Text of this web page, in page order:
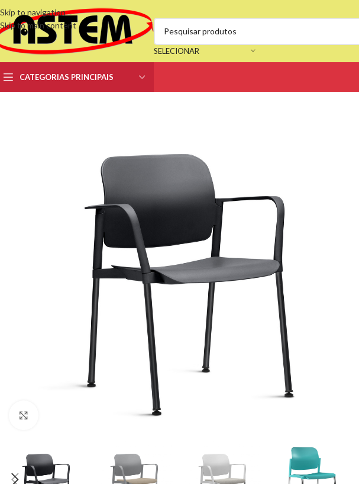
Skip to navigation
Skip to main content
SELECIONAR
CATEGORIAS PRINCIPAIS